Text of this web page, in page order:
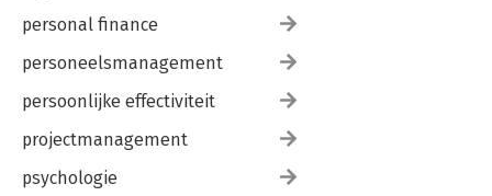
personal finance
personeelsmanagement
persoonlijke effectiviteit
projectmanagement
psychologie